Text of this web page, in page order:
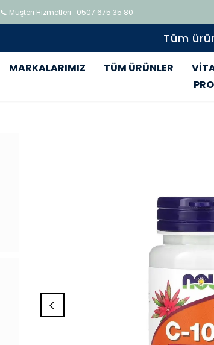
📞 Müşteri Hizmetleri : 0507 675 35 80
Tüm
MARKALARIMIZ TÜM ÜRÜNLER